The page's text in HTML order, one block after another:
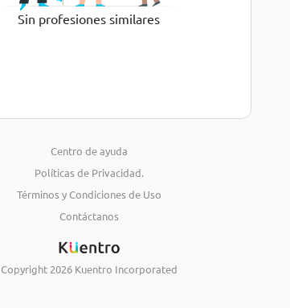
Sin profesiones similares
Centro de ayuda
Políticas de Privacidad.
Términos y Condiciones de Uso
Contáctanos
Copyright 2026 Kuentro Incorporated